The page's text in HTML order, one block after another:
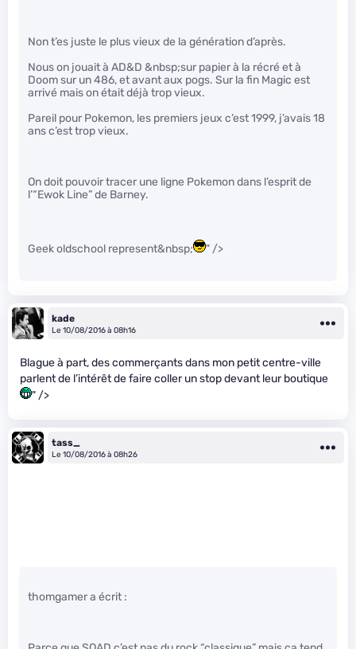
Non t’es juste le plus vieux de la génération d’après.
Nous on jouait à AD&D &nbsp;sur papier à la récré et à
Doom sur un 486, et avant aux pogs. Sur la fin Magic est
arrivé mais on était déjà trop vieux.
Pareil pour Pokemon, les premiers jeux c’est 1999, j’avais 18
ans c’est trop vieux.
On doit pouvoir tracer une ligne Pokemon dans l’esprit de
l’“Ewok Line” de Barney.
Geek oldschool represent&nbsp; " />
kade
Le 10/08/2016 à 08h16
Blague à part, des commerçants dans mon petit centre-ville
parlent de l’intérêt de faire coller un stop devant leur boutique
" />
tass_
Le 10/08/2016 à 08h26
thomgamer a écrit :